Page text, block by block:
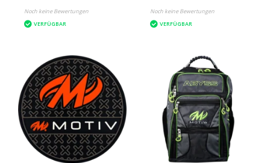
Noch keine Bewertungen
VERFÜGBAR
Noch keine Bewertungen
VERFÜGBAR